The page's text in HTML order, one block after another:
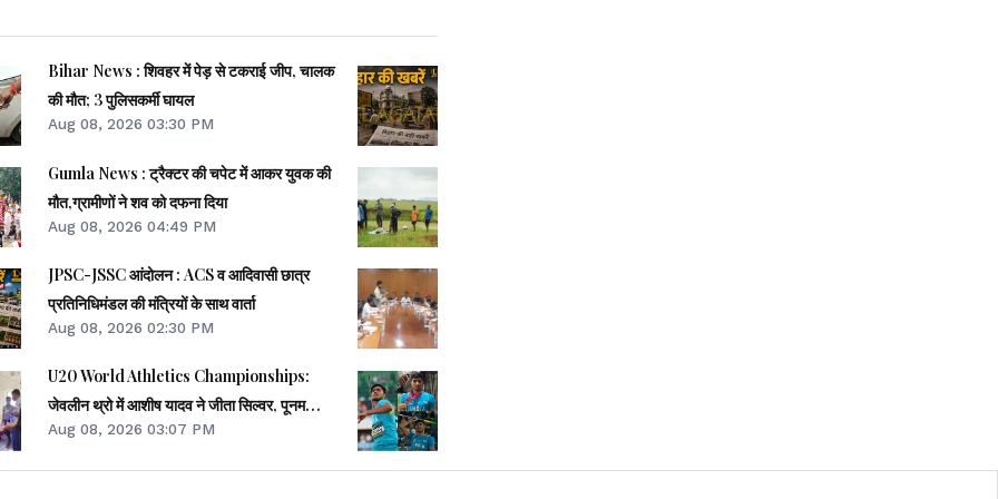
Bihar News : शिवहर में पेड़ से टकराई जीप, चालक
की मौत; 3 पुलिसकर्मी घायल
Aug 08, 2026 03:30 PM
Gumla News : ट्रैक्टर की चपेट में आकर युवक की
मौत,ग्रामीणों ने शव को दफना दिया
Aug 08, 2026 04:49 PM
JPSC-JSSC आंदोलन : ACS व आदिवासी छात्र
प्रतिनिधिमंडल की मंत्रियों के साथ वार्ता
Aug 08, 2026 02:30 PM
U20 World Athletics Championships:
जेवलीन थ्रो में आशीष यादव ने जीता सिल्वर, पूनम
फाइनल से बाहर
Aug 08, 2026 03:07 PM